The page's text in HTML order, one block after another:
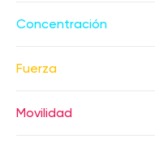
Concentración
Fuerza
Movilidad